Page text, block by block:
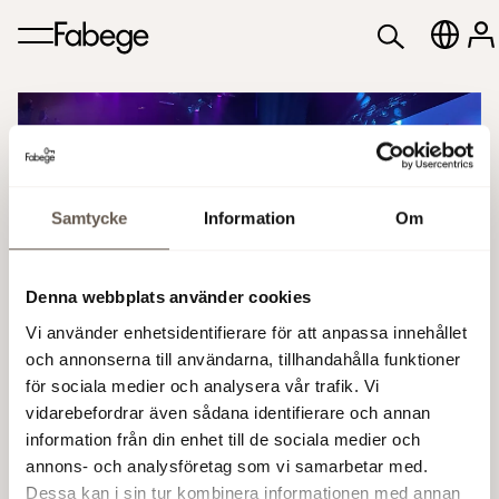
Samtycke Information Om
Denna webbplats använder cookies
Vi använder enhetsidentifierare för att anpassa innehållet
och annonserna till användarna, tillhandahålla funktioner
för sociala medier och analysera vår trafik. Vi
vidarebefordrar även sådana identifierare och annan
information från din enhet till de sociala medier och
annons- och analysföretag som vi samarbetar med.
Dessa kan i sin tur kombinera informationen med annan
Den 22-23 februari 2024 välkomnar
Friends Arena Sveriges största tech-
event, The Tech Arena 2024.
Läs mer om eventet